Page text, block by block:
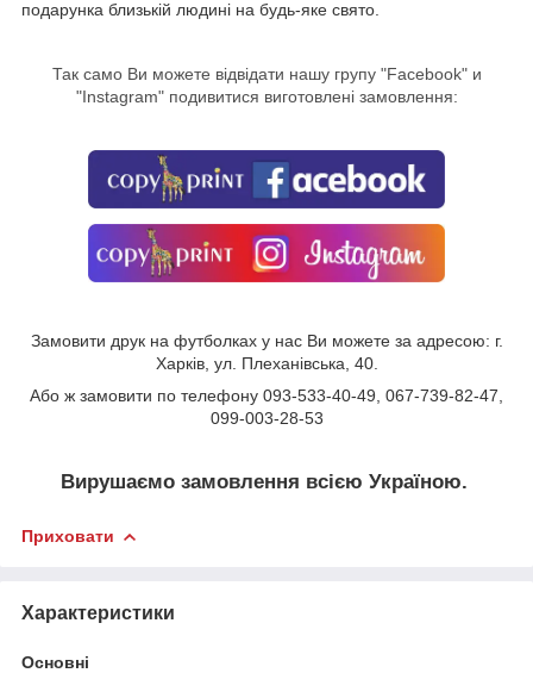
подарунка близькій людині на будь-яке свято.
Так само Ви можете відвідати нашу групу "Facebook" и
"Instagram" подивитися виготовлені замовлення:
Замовити друк на футболках у нас Ви можете за адресою: г.
Харків, ул. Плеханівська, 40.
Або ж замовити по телефону 093-533-40-49, 067-739-82-47,
099-003-28-53
Вирушаємо замовлення всією Україною.
Приховати
Характеристики
Основні